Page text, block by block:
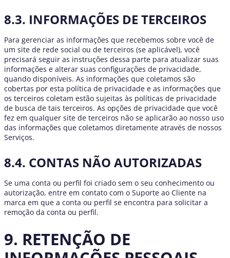
8.3. INFORMAÇÕES DE TERCEIROS
Para gerenciar as informações que recebemos sobre você de
um site de rede social ou de terceiros (se aplicável), você
precisará seguir as instruções dessa parte para atualizar suas
informações e alterar suas configurações de privacidade,
quando disponíveis. As informações que coletamos são
cobertas por esta política de privacidade e as informações que
os terceiros coletam estão sujeitas às políticas de privacidade
de busca de tais terceiros. As opções de privacidade que você
fez em qualquer site de terceiros não se aplicarão ao nosso uso
das informações que coletamos diretamente através de nossos
Serviços.
8.4. CONTAS NÃO AUTORIZADAS
Se uma conta ou perfil foi criado sem o seu conhecimento ou
autorização, entre em contato com o Suporte ao Cliente na
marca em que a conta ou perfil se encontra para solicitar a
remoção da conta ou perfil.
9. RETENÇÃO DE